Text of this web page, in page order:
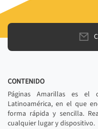
CONTENIDO
Páginas Amarillas es el
Latinoamérica, en el que
forma rápida y sencilla.
cualquier lugar y dispositivo.